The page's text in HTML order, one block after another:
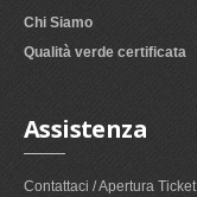
Chi Siamo
Qualità verde certificata
Assistenza
Contattaci / Apertura Ticket